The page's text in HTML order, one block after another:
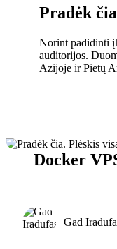
Pradėk
Norint padidinti
auditorijos.
Azijoje ir Pietų
Docker
Gad